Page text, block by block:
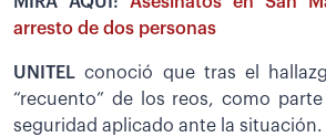
arresto de dos personas
UNITELconoció que tras el
“recuento” de los reos, como
seguridad aplicado ante la situación.